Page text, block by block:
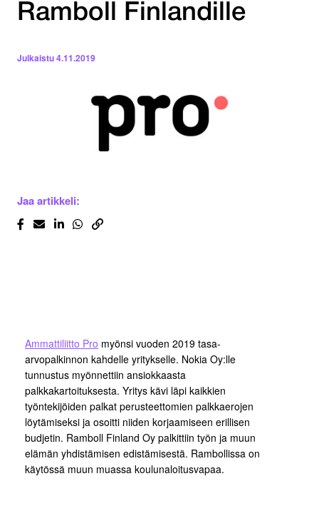
Ramboll Finlandille
Julkaistu4.11.2019
Jaa artikkeli:
Ammattiliitto Pro myönsi vuoden 2019 tasa-
arvopalkinnon kahdelle yritykselle. Nokia Oy:lle
tunnustus myönnettiin ansiokkaasta
palkkakartoituksesta. Yritys kävi läpi kaikkien
työntekijöiden palkat perusteettomien palkkaerojen
löytämiseksi ja osoitti niiden korjaamiseen erillisen
budjetin. Ramboll Finland Oy palkittiin työn ja muun
elämän yhdistämisen edistämisestä. Rambollissa on
käytössä muun muassa koulunaloitusvapaa.